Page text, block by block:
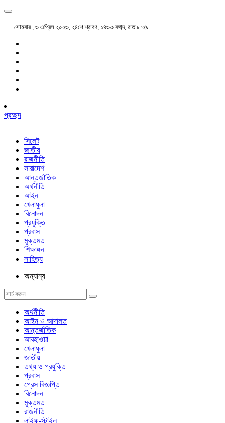
সোমবার , ৩ এপ্রিল ২০২৩, ২৪শে শ্রাবণ, ১৪৩৩ বঙ্গাব্দ, রাত ৮:২৯
প্রচ্ছদ
সিলেট
জাতীয়
রাজনীতি
সারাদেশ
আন্তর্জাতিক
অর্থনীতি
আইন
খেলাধুলা
বিনোদন
প্রযুক্তি
প্রবাস
মুক্তমত
শিক্ষাঙ্গন
সাহিত্য
অন্যান্য
অর্থনীতি
আইন ও আদালত
আন্তর্জাতিক
আবহাওয়া
খেলাধুলা
জাতীয়
তথ্য ও প্রযুক্তি
প্রবাস
প্রেস বিজ্ঞপ্তি
বিনোদন
মুক্তমত
রাজনীতি
লাইফ-স্টাইল